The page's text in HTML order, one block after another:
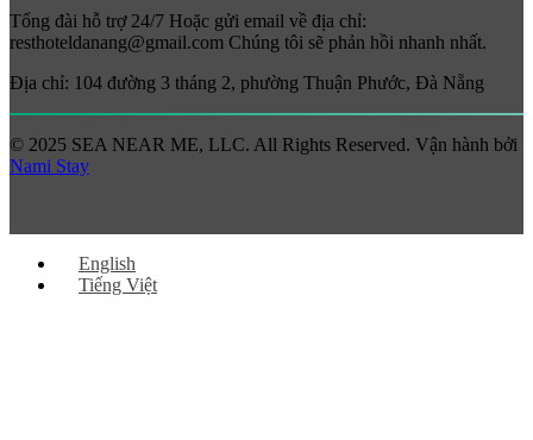
Tổng đài hỗ trợ 24/7 Hoặc gửi email về địa chỉ:
resthoteldanang@gmail.com Chúng tôi sẽ phản hồi nhanh nhất.
Địa chỉ: 104 đường 3 tháng 2, phường Thuận Phước, Đà Nẵng
© 2025 SEA NEAR ME, LLC. All Rights Reserved. Vận hành bởi
Nami Stay
English
Tiếng Việt